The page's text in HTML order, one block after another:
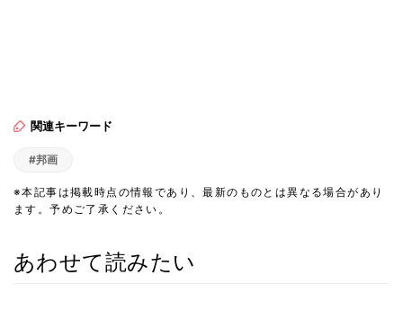
関連キーワード
#邦画
※本記事は掲載時点の情報であり、最新のものとは異なる場合があり
ます。予めご了承ください。
あわせて読みたい